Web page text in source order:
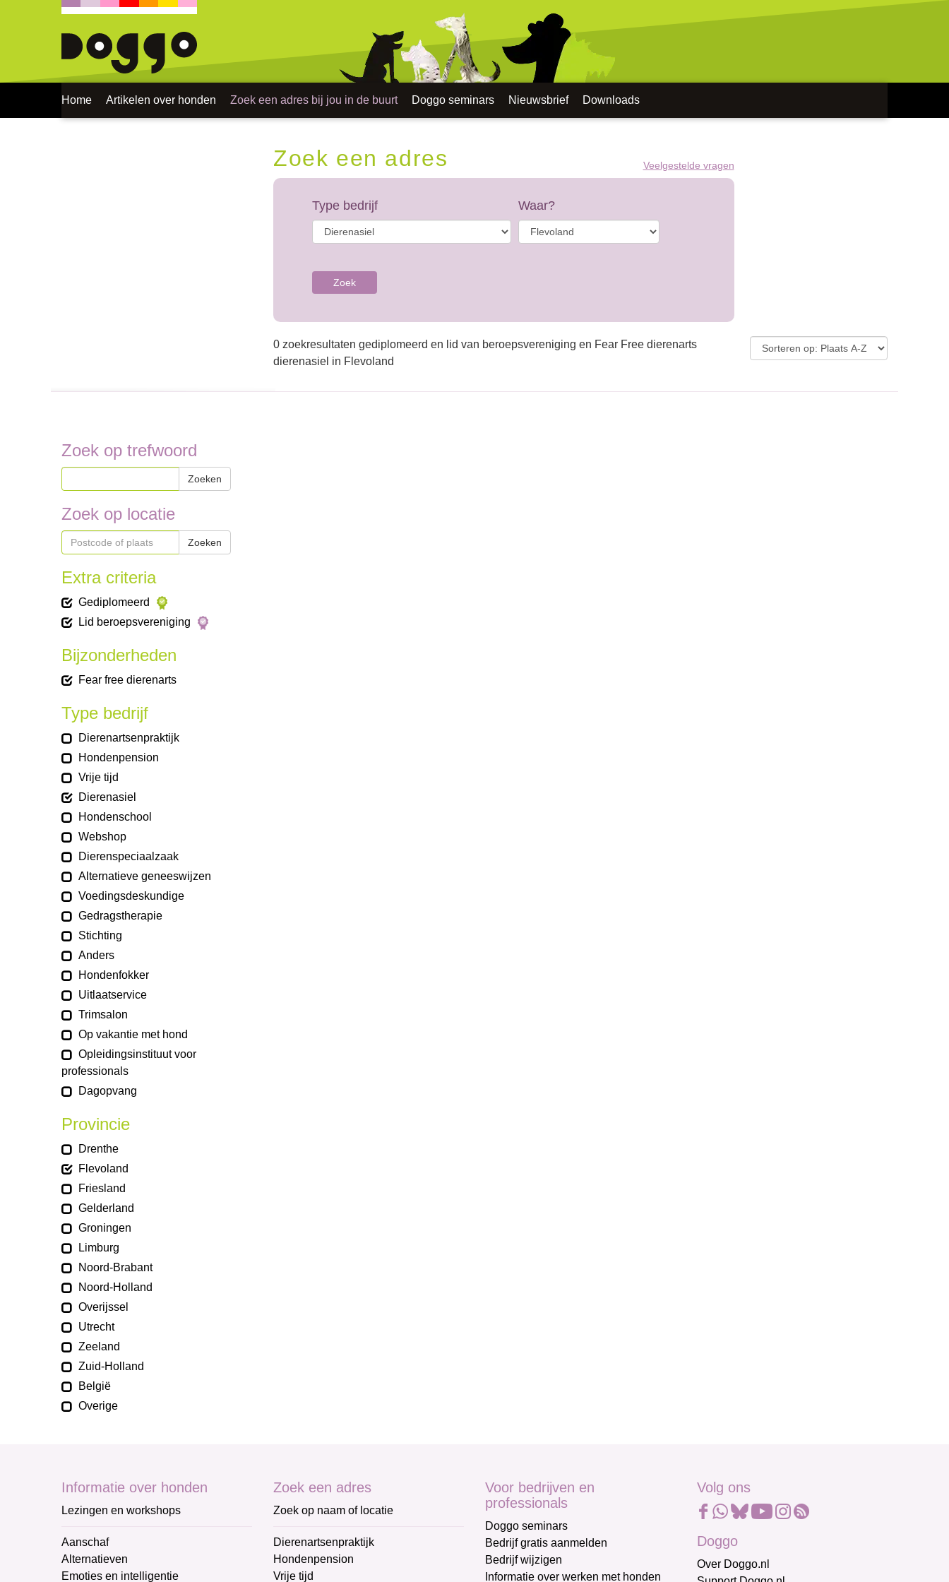
Home Artikelen over honden Zoek een adres bij jou in de buurt Doggo seminars Nieuwsbrief Downloads
Zoek een adres Veelgestelde vragen
Type bedrijf Waar?
Zoek
0 zoekresultaten gediplomeerd en lid van beroepsvereniging en Fear Free dierenarts
dierenasiel in Flevoland
Zoek op trefwoord
Zoeken
Zoek op locatie
Zoeken
Extra criteria
Gediplomeerd
Lid beroepsvereniging
Bijzonderheden
Fear free dierenarts
Type bedrijf
Dierenartsenpraktijk
Hondenpension
Vrije tijd
Dierenasiel
Hondenschool
Webshop
Dierenspeciaalzaak
Alternatieve geneeswijzen
Voedingsdeskundige
Gedragstherapie
Stichting
Anders
Hondenfokker
Uitlaatservice
Trimsalon
Op vakantie met hond
Opleidingsinstituut voor
professionals
Dagopvang
Provincie
Drenthe
Flevoland
Friesland
Gelderland
Groningen
Limburg
Noord-Brabant
Noord-Holland
Overijssel
Utrecht
Zeeland
Zuid-Holland
België
Overige
Informatie over honden
Lezingen en workshops
Aanschaf
Alternatieven
Emoties en intelligentie
Zoek een adres
Zoek op naam of locatie
Dierenartsenpraktijk
Hondenpension
Vrije tijd
Voor bedrijven en
professionals
Doggo seminars
Bedrijf gratis aanmelden
Bedrijf wijzigen
Informatie over werken met honden
Volg ons
Doggo
Over Doggo.nl